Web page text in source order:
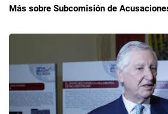
Más sobre Subcomisión de